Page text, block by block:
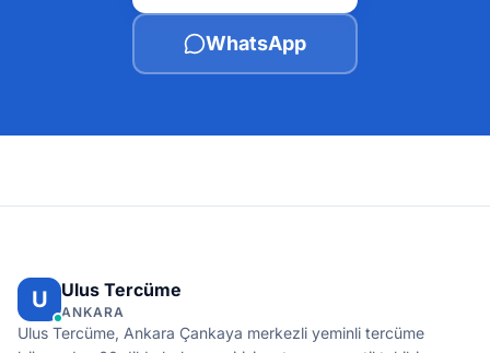
WhatsApp
U Ulus Tercüme
ANKARA
Ulus Tercüme, Ankara Çankaya merkezli yeminli tercüme